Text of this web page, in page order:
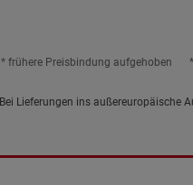
* frühere Preisbindung aufgehoben
Bei Lieferungen ins außereuropäische